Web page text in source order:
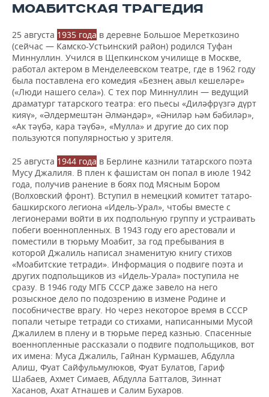
МОАБИТСКАЯ ТРАГЕДИЯ
25 августа 1935 года в деревне Большое Мереткозино
(сейчас — Камско-Устьинский район) родился Туфан
Миннуллин. Учился в Щепкинском училище в Москве,
работал актером в Менделеевском театре, где в 1962 году
была поставлена его комедия «Безнең авыл кешеләре»
(«Люди нашего села»). С тех пор Миннуллин — ведущий
драматург татарского театра: его пьесы «Диләфрүзгә дүрт
кияү», «Әлдермештән Әлмәндәр», «Әниләр һәм бәбиләр»,
«Ак тәүбә, кара тәүбә», «Мулла» и другие до сих пор
пользуются популярностью у зрителя.
25 августа 1944 года в Берлине казнили татарского поэта
Мусу Джалиля. В плен к фашистам он попал в июле 1942
года, получив ранение в боях под Мясным Бором
(Волховский фронт). Вступил в немецкий комитет татаро-
башкирского легиона «Идель-Урал», чтобы вместе с
легионерами войти в их подпольную группу и устраивать
побеги военнопленных. В 1943 году его арестовали и
поместили в тюрьму Моабит, за год пребывания в
которой Джалиль написал знаменитую книгу стихов
«Моабитские тетради». Информация о подвиге поэта и
других подпольщиков из «Идель-Урала» поступила не
сразу. В 1946 году МГБ СССР даже завело на него
розыскное дело по подозрению в измене Родине и
пособничестве врагу. Но через некоторое время в СССР
попали четыре тетради со стихами, написанными Мусой
Джалилем в плену и в тюрьме перед казнью. Спасенные
военнопленные рассказали о подвиге подпольщиков, вот
их имена: Муса Джалиль, Гайнан Курмашев, Абдулла
Алиш, Фуат Сайфульмулюков, Фуат Булатов, Гариф
Шабаев, Ахмет Симаев, Абдулла Батталов, Зиннат
Хасанов, Ахат Атнашев и Салим Бухаров.